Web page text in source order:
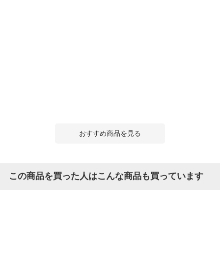
おすすめ商品を見る
この商品を買った人はこんな商品も買っています